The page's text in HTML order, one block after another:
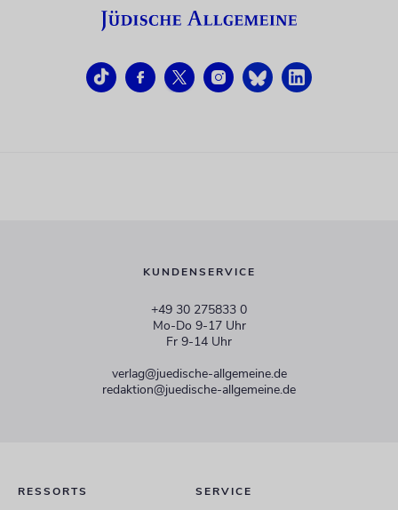
KUNDENSERVICE
+49 30 275833 0
Mo-Do 9-17 Uhr
Fr 9-14 Uhr
verlag@juedische-allgemeine.de
redaktion@juedische-allgemeine.de
RESSORTS SERVICE